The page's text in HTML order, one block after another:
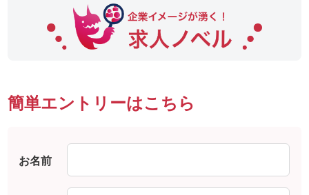
簡単エントリーはこちら
お名前